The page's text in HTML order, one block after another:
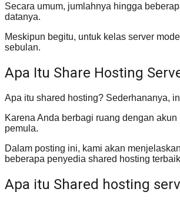
Secara umum, jumlahnya hingga
datanya.
Meskipun begitu, untuk kelas server
sebulan.
Apa Itu Share Hosting
Apa itu shared hosting? Sederhananya,
Karena Anda berbagi ruang dengan
pemula.
Dalam posting ini, kami akan
beberapa penyedia shared hosting
Apa itu Shared hosting